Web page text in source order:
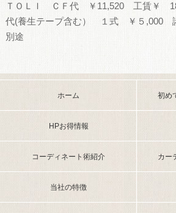
ＴＯＬＩ ＣＦ代 ￥11,520 工賃￥
代(養生テープ含む） １式 ￥５,000
別途
ホーム 初め
HPお得情報
コーディネート術紹介 カー
当社の特徴